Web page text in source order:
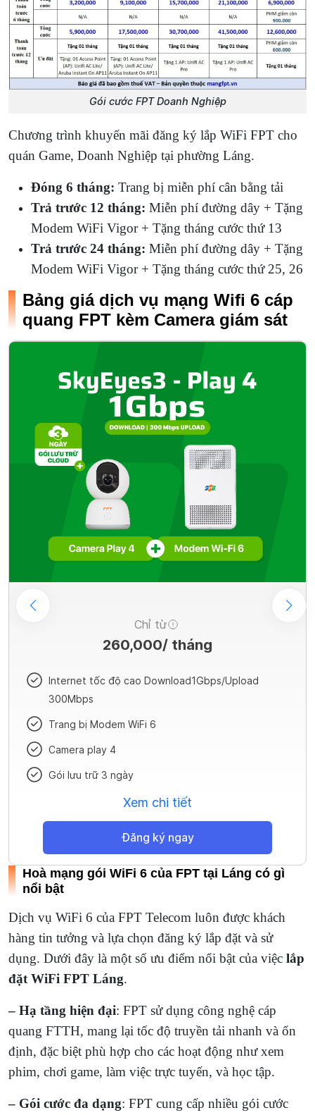
Gói cước FPT Doanh Nghiệp
Chương trình khuyến mãi đăng ký lắp WiFi FPT cho
quán Game, Doanh Nghiệp tại phường Láng.
Đóng 6 tháng: Trang bị miễn phí cân bằng tải
Trả trước 12 tháng: Miễn phí đường dây + Tặng
Modem WiFi Vigor + Tặng tháng cước thứ 13
Trả trước 24 tháng: Miễn phí đường dây + Tặng
Modem WiFi Vigor + Tặng tháng cước thứ 25, 26
Bảng giá dịch vụ mạng Wifi 6 cáp
quang FPT kèm Camera giám sát
Chỉ từ
260,000/ tháng
Internet tốc độ cao Download1Gbps/Upload
300Mbps
Trang bị Modem WiFi 6
Camera play 4
Gói lưu trữ 3 ngày
Xem chi tiết
Đăng ký ngay
Hoà mạng gói WiFi 6 của FPT tại Láng có gì
nổi bật
Dịch vụ WiFi 6 của FPT Telecom luôn được khách
hàng tin tưởng và lựa chọn đăng ký lắp đặt và sử
dụng. Dưới đây là một số ưu điểm nổi bật của việc lắp
đặt WiFi FPT Láng.
– Hạ tầng hiện đại: FPT sử dụng công nghệ cáp
quang FTTH, mang lại tốc độ truyền tải nhanh và ổn
định, đặc biệt phù hợp cho các hoạt động như xem
phim, chơi game, làm việc trực tuyến, và học tập.
– Gói cước đa dạng: FPT cung cấp nhiều gói cước